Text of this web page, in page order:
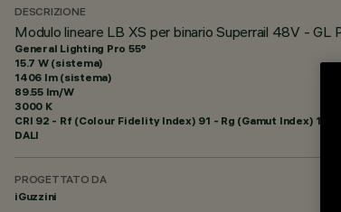
DESCRIZIONE
Modulo lineare LB XS per binario Superrail 48V - GL
General Lighting Pro 55°
15.7 W (sistema)
1406 lm (sistema)
89.55 lm/W
3000 K
CRI 92 - Rf (Colour Fidelity Index) 91 - Rg (Gamut Index) 102
DALI
PROGETTATO DA
iGuzzini